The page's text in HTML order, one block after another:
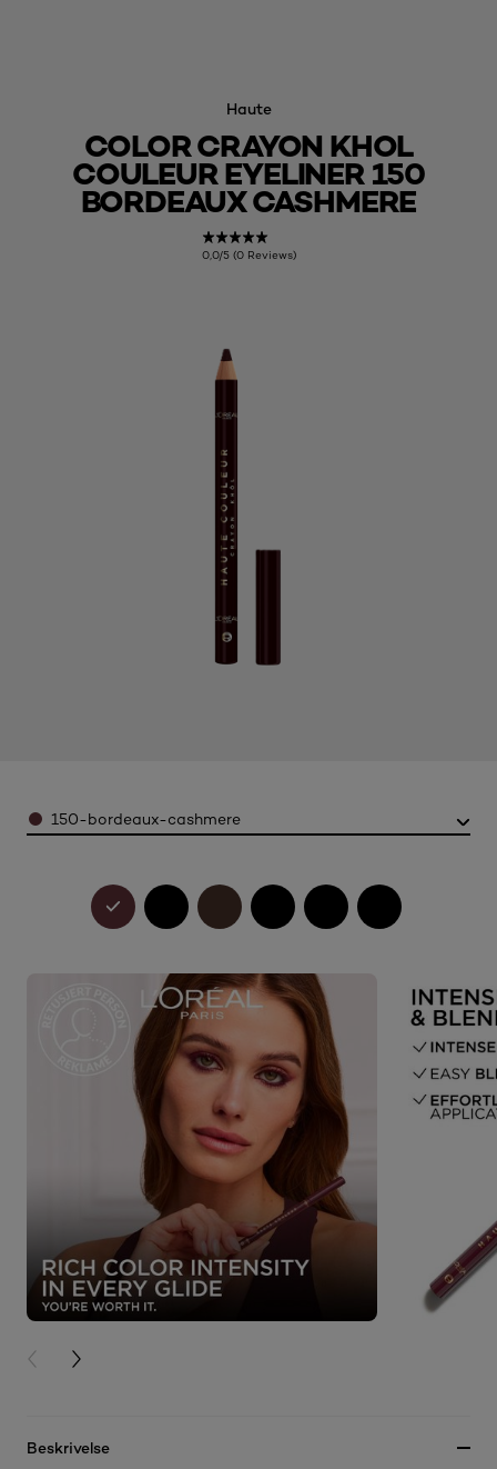
Haute
COLOR CRAYON KHOL
COULEUR EYELINER 150
BORDEAUX CASHMERE
0,0/5 (0 Reviews)
Color150-bordeaux-cashmere
PREVIOUS CARD
NEXT CARD
Beskrivelse